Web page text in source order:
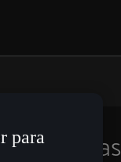
de las
para